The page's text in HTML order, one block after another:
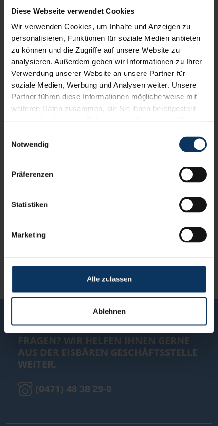
Diese Webseite verwendet Cookies
Wir verwenden Cookies, um Inhalte und Anzeigen zu
personalisieren, Funktionen für soziale Medien anbieten
zu können und die Zugriffe auf unsere Website zu
analysieren. Außerdem geben wir Informationen zu Ihrer
Verwendung unserer Website an unsere Partner für
soziale Medien, Werbung und Analysen weiter. Unsere
Partner führen diese Informationen möglicherweise mit
weiteren Daten zusammen, die Sie ihnen bereitgestellt
Notwendig
Präferenzen
Statistiken
Marketing
Alle zulassen
Ablehnen
Kapitän Adrian Breitlauch spielt die nächsten Monate
Basketball in Afrika
// Profis
Traum vom Aufstieg zerplatzt in Hagen
31.05.2026// Profis
Alles auf eine Karte: Eisbären kämpfen in Hagen um
den Aufstieg
FRAGEN? WIR HELFEN IHNEN GERNE
AUS DER EISBÄREN GESCHÄFTSSTELLE
WEITER.
(0471) 48 38 29-0